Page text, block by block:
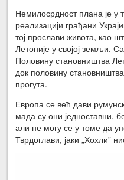
Немилосрдност плана је у
реализацији грађани
тој прослави живота, као
Летоније у својој земљи.
Половину становништва
док половину
прогута.
Европа се већ дави
мада су они једноставни,
али не могу се у томе да
Тврдоглави, јаки „Хохли”